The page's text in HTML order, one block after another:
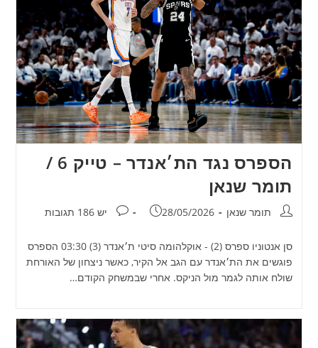
הספרס נגד הת׳אנדר – טייק 6 /
תומר שנאן
מחבר:תומר שנאן פורסם:
28/05/2026 תגובות:
יש 186 תגובות
סן אנטוניו ספרס (2) - אוקלהומה סיטי ת׳אנדר (3) 03:30 הספרס
פוגשים את הת׳אנדר עם הגב אל הקיר, כאשר ניצחון של האורחת
שולח אותה לגמר מול הניקס. אחרי שבמשחק הקודם…